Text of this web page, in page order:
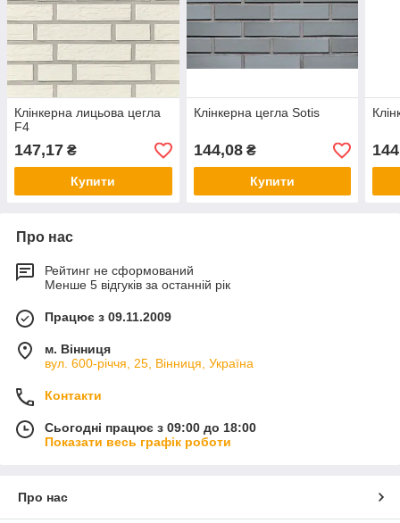
Клінкерна лицьова цегла
F4
147,17 ₴
Купити
Клінкерна цегла Sotis
144,08₴
Купити
Про нас
Рейтинг не сформований
Менше 5 відгуків за останній рік
Працює з 09.11.2009
м. Вінниця
вул. 600-річчя, 25, Вінниця, Україна
Контакти
Сьогодні працює з 09:00 до 18:00
Показати весь графік роботи
Про нас